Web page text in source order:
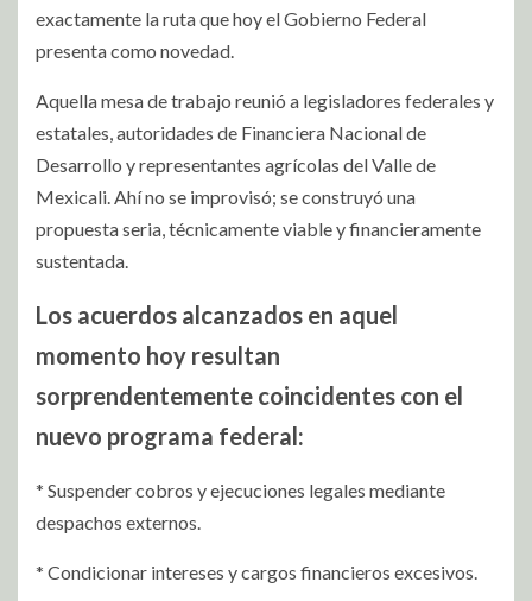
exactamente la ruta que hoy el Gobierno Federal
presenta como novedad.
Aquella mesa de trabajo reunió a legisladores federales y
estatales, autoridades de Financiera Nacional de
Desarrollo y representantes agrícolas del Valle de
Mexicali. Ahí no se improvisó; se construyó una
propuesta seria, técnicamente viable y financieramente
sustentada.
Los acuerdos alcanzados en aquel
momento hoy resultan
sorprendentemente coincidentes con el
nuevo programa federal:
* Suspender cobros y ejecuciones legales mediante
despachos externos.
* Condicionar intereses y cargos financieros excesivos.